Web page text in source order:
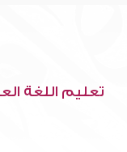
تعليم اللغة